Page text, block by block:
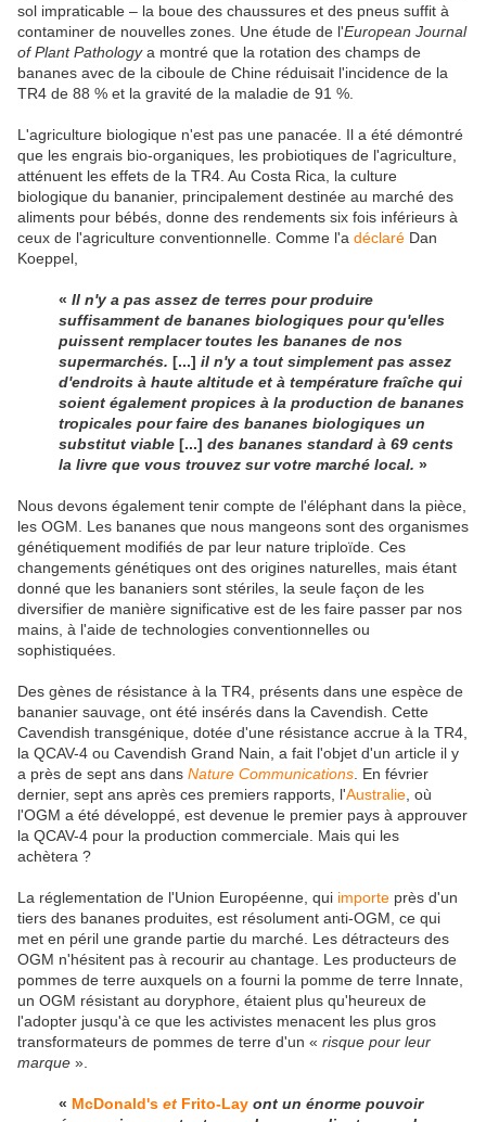
sol impraticable – la boue des chaussures et des pneus suffit à
contaminer de nouvelles zones. Une étude de l'European Journal
of Plant Pathologya montré que la rotation des champs de
bananes avec de la ciboule de Chine réduisait l'incidence de la
TR4 de 88 % et la gravité de la maladie de 91 %.
L'agriculture biologique n'est pas une panacée. Il a été démontré
que les engrais bio-organiques, les probiotiques de l'agriculture,
atténuent les effets de la TR4. Au Costa Rica, la culture
biologique du bananier, principalement destinée au marché des
aliments pour bébés, donne des rendements six fois inférieurs à
ceux de l'agriculture conventionnelle. Comme l'a déclaré Dan
Koeppel,
«Il n'y a pas assez de terres pour produire
suffisamment de bananes biologiques pour qu'elles
puissent remplacer toutes les bananes de nos
supermarchés.[...] il n'y a tout simplement pas assez
d'endroits à haute altitude et à température fraîche qui
soient également propices à la production de bananes
tropicales pour faire des bananes biologiques un
substitut viable[...] des bananes standard à 69 cents
la livre que vous trouvez sur votre marché local. »
Nous devons également tenir compte de l'éléphant dans la pièce,
les OGM. Les bananes que nous mangeons sont des organismes
génétiquement modifiés de par leur nature triploïde. Ces
changements génétiques ont des origines naturelles, mais étant
donné que les bananiers sont stériles, la seule façon de les
diversifier de manière significative est de les faire passer par nos
mains, à l'aide de technologies conventionnelles ou
sophistiquées.
Des gènes de résistance à la TR4, présents dans une espèce de
bananier sauvage, ont été insérés dans la Cavendish. Cette
Cavendish transgénique, dotée d'une résistance accrue à la TR4,
la QCAV-4 ou Cavendish Grand Nain, a fait l'objet d'un article il y
a près de sept ans dans Nature Communications . En février
dernier, sept ans après ces premiers rapports, l'Australie , où
l'OGM a été développé, est devenue le premier pays à approuver
la QCAV-4 pour la production commerciale. Mais qui les
achètera ?
La réglementation de l'Union Européenne, qui importe près d'un
tiers des bananes produites, est résolument anti-OGM, ce qui
met en péril une grande partie du marché. Les détracteurs des
OGM n'hésitent pas à recourir au chantage. Les producteurs de
pommes de terre auxquels on a fourni la pomme de terre Innate,
un OGM résistant au doryphore, étaient plus qu'heureux de
l'adopter jusqu'à ce que les activistes menacent les plus gros
transformateurs de pommes de terre d'un « risque pour leur
marque ».
« McDonald'set Frito-Layont un énorme pouvoir